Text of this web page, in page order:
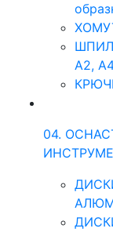
A2,
04.